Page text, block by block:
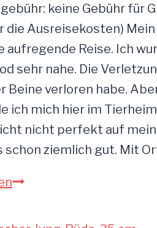
keine Gebühr für
die Ausreisekosten)
aufregende Reise. Ich
sehr nahe. Die
Beine verloren habe.
ich mich hier im
nicht perfekt auf
schon ziemlich gut. Mit
Sandu
Gnadenbrotplatz